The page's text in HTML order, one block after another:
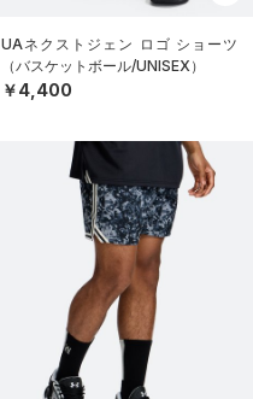
UAネクストジェン ロゴ ショーツ
（バスケットボール/UNISEX）
￥4,400